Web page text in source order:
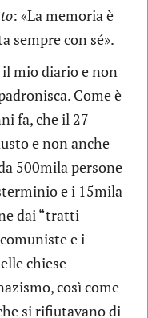
: «La memoria è
sempre con sé».
mio diario e non
Come è
fa, che il 27
e non anche
500mila persone
e i 15mila
dai “tratti
e i
chiese
così come
si rifiutavano di